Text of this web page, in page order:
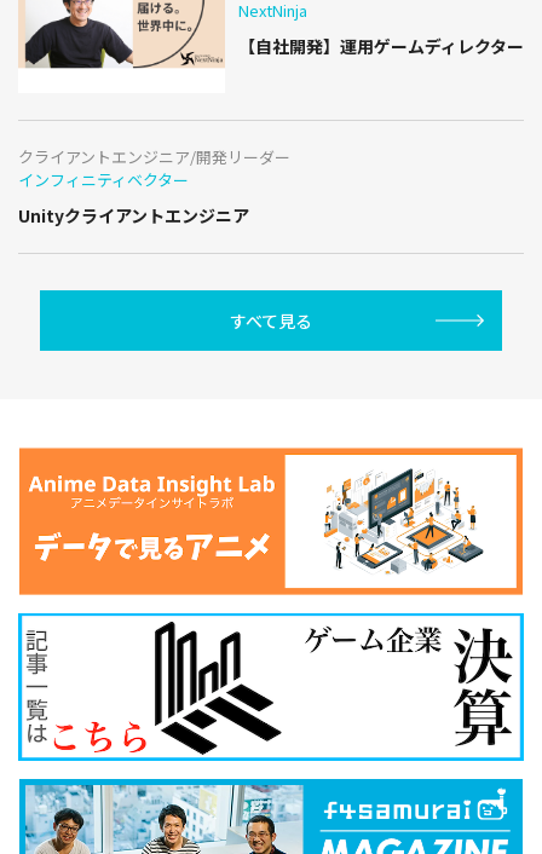
NextNinja
【自社開発】運用ゲームディレクター
クライアントエンジニア/開発リーダー
インフィニティベクター
Unityクライアントエンジニア
すべて見る